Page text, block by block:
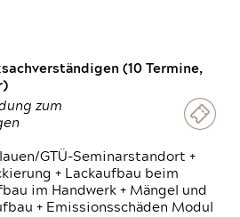
(10 Termine,
zum
GTÜ-Seminarstandort +
+ Lackaufbau beim
im Handwerk + Mängel und
+ Emissionsschäden Modul